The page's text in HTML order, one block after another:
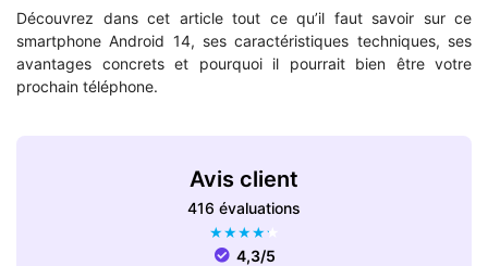
Découvrez dans cet article tout ce qu’il faut savoir sur ce
smartphone Android 14, ses caractéristiques techniques, ses
avantages concrets et pourquoi il pourrait bien être votre
prochain téléphone.
Avis client
416 évaluations
★★★★★
4,3/5